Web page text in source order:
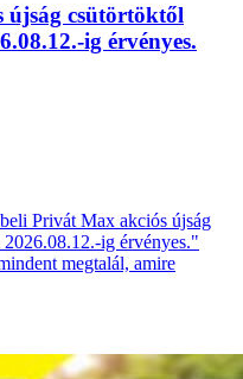
csütörtöktől
ig érvényes.
Privát Max akciós újság
ig érvényes."
megtalál, amire